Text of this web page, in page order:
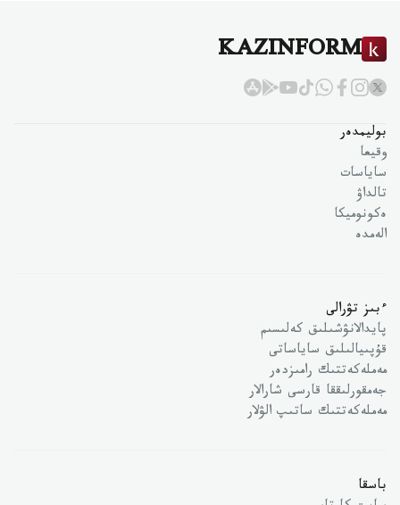
KAZINFORM
بوليمدەر
وقيعا
ساياسات
تالداۋ
ەكونوميكا
الەمدە
ءبىز تۋرالى
پايدالانۋشىلىق كەلىسىم
قۇپىيالىلىق ساياساتى
مەملەكەتتىك رامىزدەر
جەمقورلىققا قارسى شارالار
مەملەكەتتىك ساتىپ الۋلار
باسقا